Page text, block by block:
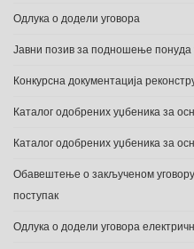
Одлука о додели уговора
Јавни позив за подношење понуда
Конкурсна документација
Каталог одобрених уџбеника за
Каталог одобрених уџбеника за
Обавештење о закљученом
поступак
Одлука о додели уговора